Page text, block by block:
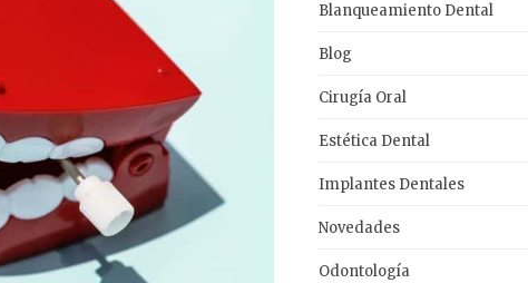
Blanqueamiento Dental
Blog
Cirugía Oral
Estética Dental
Implantes Dentales
Novedades
Odontología